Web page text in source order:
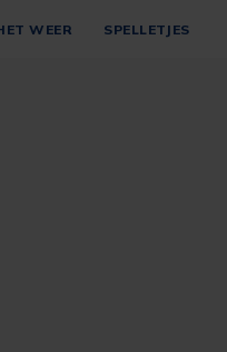
WEER SPELLETJES